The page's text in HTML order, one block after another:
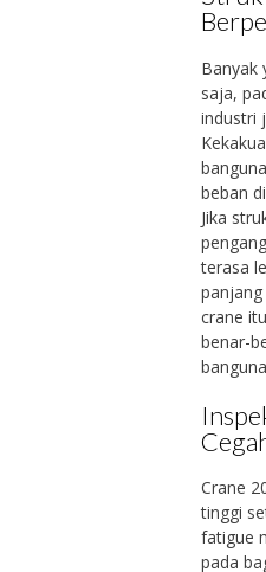
Banyak
saja,
industri
beban
Jika
terasa
crane
benar-
Crane
tinggi
fatigue
pada